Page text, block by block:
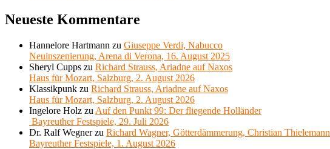
Neueste Kommentare
Hannelore Hartmann zu Giuseppe Verdi, Nabucco
Neuinszenierung, Arena di Verona, 16. August 2025
Sheryl Cupps zu Richard Strauss, Ariadne auf Naxos
Haus für Mozart, Salzburg, 2. August 2026
Klassikpunk zu Richard Strauss, Ariadne auf Naxos
Haus für Mozart, Salzburg, 2. August 2026
Ingelore Holz zu Auf den Punkt 99: Der fliegende Holländer
Bayreuther Festspiele, 29. Juli 2026
Dr. Ralf Wegnerzu Richard Wagner, Götterdämmerung, Christian Thielemann
Bayreuther Festspiele, 1. August 2026